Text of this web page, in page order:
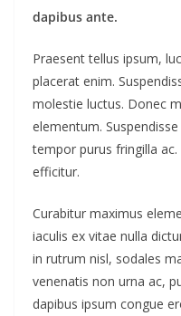
dapibus ante.
Praesent tellus ipsum,
placerat enim.
molestie luctus. Donec
elementum.
tempor purus fringilla
efficitur.
Curabitur maximus
iaculis ex vitae nulla
in rutrum nisl, sodales
venenatis non urna ac,
dapibus ipsum congue